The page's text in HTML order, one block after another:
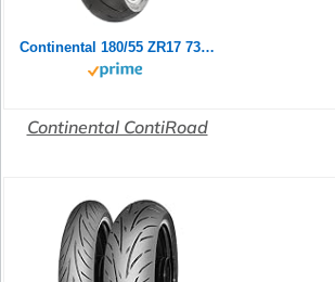
Continental 180/55 ZR17 73W Contiroad
Continental ContiRoad